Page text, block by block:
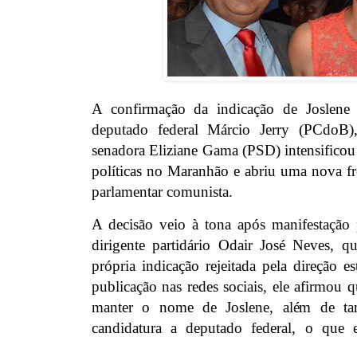
A confirmação da indicação de Joslene
deputado federal Márcio Jerry
senadora Eliziane Gama (PSD)
políticas no Maranhão e abriu uma nova
parlamentar comunista.
A decisão veio à tona após
dirigente partidário Odair José Neves,
própria indicação rejeitada pela direção
publicação nas redes sociais, ele afirmou
manter o nome de Joslene, além de
candidatura a deputado federal, o que